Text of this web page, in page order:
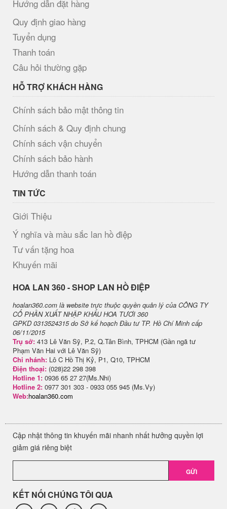
Hướng dẫn đặt hàng
Quy định giao hàng
Tuyển dụng
Thanh toán
Câu hỏi thường gặp
HỖ TRỢ KHÁCH HÀNG
Chính sách bảo mật thông tin
Chính sách & Quy định chung
Chính sách vận chuyển
Chính sách bảo hành
Hướng dẫn thanh toán
TIN TỨC
Giới Thiệu
Ý nghĩa và màu sắc lan hồ điệp
Tư vấn tặng hoa
Khuyến mãi
H​OA LAN 360 - SHOP LAN HỒ ĐIỆP
hoalan360.com là website trực thuộc quyền quản lý của CÔNG TY
CỔ PHẦN XUẤT NHẬP KHẨU HOA TƯƠI 360
GPKD 0313524315 do Sở kế hoạch Đầu tư TP. Hồ Chí Minh cấp
06/11/2015
Trụ sở: 413 Lê Văn Sỹ, P.2, Q.Tân Bình, TPHCM (Gần ngã tư
Phạm Văn Hai với Lê Văn Sỹ)
Chi nhánh: Lô C Hồ Thị Kỷ, P1, Q10, TPHCM
Điện thoại: (028)22 298 398
Hotline 1: 0936 65 27 27(Ms.Nhi)
Hotline 2: 0977 301 303 - 0933 055 945 (Ms.Vy)
Web:hoalan360.com
Cập nhật thông tin khuyến mãi nhanh nhất hưởng quyền lợi
giảm giá riêng biệt
GỬI
KẾT NỐI CHÚNG TÔI QUA